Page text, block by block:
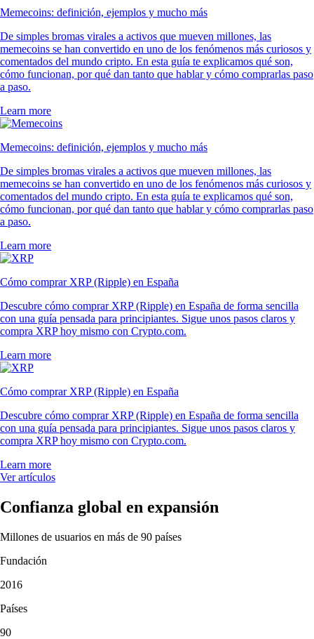
Memecoins: definición, ejemplos y mucho más
De simples bromas virales a activos que mueven millones, las
memecoins se han convertido en uno de los fenómenos más curiosos y
comentados del mundo cripto. En esta guía te explicamos qué son,
cómo funcionan, por qué dan tanto que hablar y cómo comprarlas paso
a paso.
Learn more
Memecoins: definición, ejemplos y mucho más
De simples bromas virales a activos que mueven millones, las
memecoins se han convertido en uno de los fenómenos más curiosos y
comentados del mundo cripto. En esta guía te explicamos qué son,
cómo funcionan, por qué dan tanto que hablar y cómo comprarlas paso
a paso.
Learn more
Cómo comprar XRP (Ripple) en España
Descubre cómo comprar XRP (Ripple) en España de forma sencilla
con una guía pensada para principiantes. Sigue unos pasos claros y
compra XRP hoy mismo con Crypto.com.
Learn more
Cómo comprar XRP (Ripple) en España
Descubre cómo comprar XRP (Ripple) en España de forma sencilla
con una guía pensada para principiantes. Sigue unos pasos claros y
compra XRP hoy mismo con Crypto.com.
Learn more
Ver artículos
Confianza global en expansión
Millones de usuarios en más de 90 países
Fundación
2016
Países
90